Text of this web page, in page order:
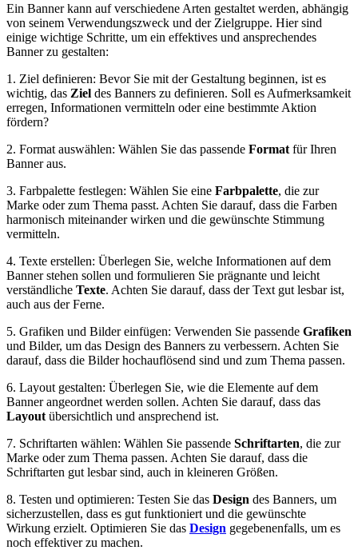
Ein Banner kann auf verschiedene Arten gestaltet werden, abhängig
von seinem Verwendungszweck und der Zielgruppe. Hier sind
einige wichtige Schritte, um ein effektives und ansprechendes
Banner zu gestalten:
1. Ziel definieren: Bevor Sie mit der Gestaltung beginnen, ist es
wichtig, das Ziel des Banners zu definieren. Soll es Aufmerksamkeit
erregen, Informationen vermitteln oder eine bestimmte Aktion
fördern?
2. Format auswählen: Wählen Sie das passende Format für Ihren
Banner aus.
3. Farbpalette festlegen: Wählen Sie eine Farbpalette, die zur
Marke oder zum Thema passt. Achten Sie darauf, dass die Farben
harmonisch miteinander wirken und die gewünschte Stimmung
vermitteln.
4. Texte erstellen: Überlegen Sie, welche Informationen auf dem
Banner stehen sollen und formulieren Sie prägnante und leicht
verständliche Texte. Achten Sie darauf, dass der Text gut lesbar ist,
auch aus der Ferne.
5. Grafiken und Bilder einfügen: Verwenden Sie passende Grafiken
und Bilder, um das Design des Banners zu verbessern. Achten Sie
darauf, dass die Bilder hochauflösend sind und zum Thema passen.
6. Layout gestalten: Überlegen Sie, wie die Elemente auf dem
Banner angeordnet werden sollen. Achten Sie darauf, dass das
Layout übersichtlich und ansprechend ist.
7. Schriftarten wählen: Wählen Sie passende Schriftarten, die zur
Marke oder zum Thema passen. Achten Sie darauf, dass die
Schriftarten gut lesbar sind, auch in kleineren Größen.
8. Testen und optimieren: Testen Sie das Design des Banners, um
sicherzustellen, dass es gut funktioniert und die gewünschte
Wirkung erzielt. Optimieren Sie das Design gegebenenfalls, um es
noch effektiver zu machen.